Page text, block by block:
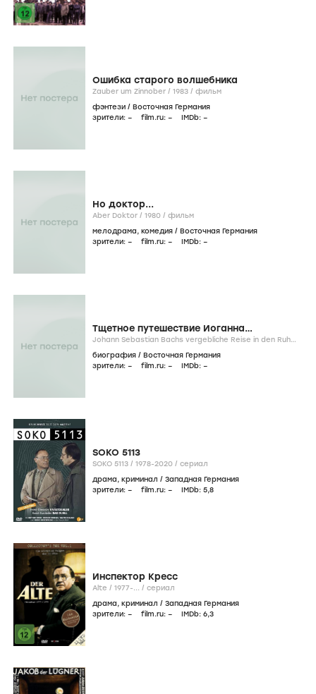
Ошибка старого волшебника
Zauber um Zinnober / 1983 / фильм
фэнтези / Восточная Германия
зрители: – film.ru: – IMDb: –
Но доктор...
Aber Doktor / 1980 / фильм
мелодрама, комедия / Восточная Германия
зрители: – film.ru: – IMDb: –
Тщетное путешествие Иоганна
Себастьяна Баха к славе
биография / Восточная Германия
зрители: – film.ru: – IMDb: –
SOKO 5113
SOKO 5113 / 1978-2020 / сериал
драма, криминал / Западная Германия
зрители: – film.ru: – IMDb: 5,8
Инспектор Кресс
Alte / 1977-... / сериал
драма, криминал / Западная Германия
зрители: – film.ru: – IMDb: 6,3